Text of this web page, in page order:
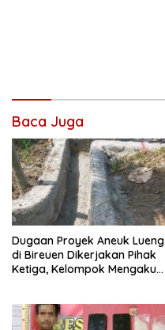
Baca Juga
Dugaan Proyek Aneuk Lueng
di Bireuen Dikerjakan Pihak
Ketiga, Kelompok Mengaku